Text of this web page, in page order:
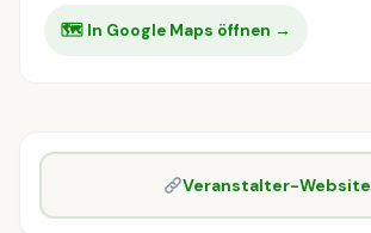
🗺 In Google Maps öffnen →
Veranstalter-Website